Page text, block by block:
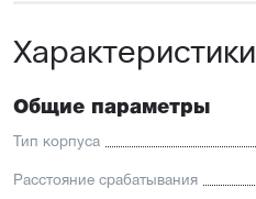
Характеристики
Общие параметры
Тип корпуса
Расстояние срабатывания